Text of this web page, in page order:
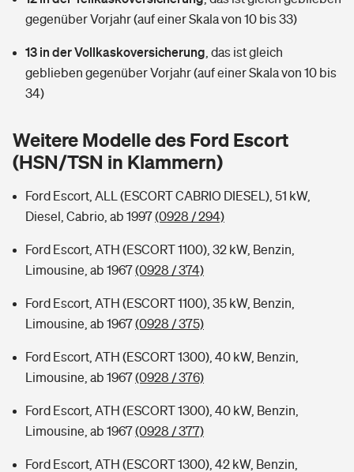
Tools
Hochwasser-Check: Wie gefährdet ist Ihr Haus?
Sie haben Fragen?
Hundehalter-Haftpflicht
Handyversicherung
Private Cyberversicherung
Zur Übersicht
Kinderunfall-Check: Mehr Sicherheit für deine Kids
Typklassen: So ist Ihr Auto eingestuft
Sie haben Fragen?
Tools
Wer versichert was: Jetzt Versicherer finden
Rentenrechner: Wie viel Geld bekomme ich im Alter?
gegenüber Vorjahr (auf einer Skala von 10 bis 33)
13 in der Vollkaskoversicherung das ist gleich
geblieben gegenüber Vorjahr (auf einer Skala von 10 bis
34)
Weitere Modelle des Ford Escort
(HSN/TSN in Klammern)
Ford Escort, ALL (ESCORT CABRIO DIESEL), 51 kW,
Diesel, Cabrio, ab 1997(0928 / 294)
Ford Escort, ATH (ESCORT 1100), 32 kW, Benzin,
Limousine, ab 1967(0928 / 374)
Ford Escort, ATH (ESCORT 1100), 35 kW, Benzin,
Limousine, ab 1967(0928 / 375)
Ford Escort, ATH (ESCORT 1300), 40 kW, Benzin,
Limousine, ab 1967(0928 / 376)
Ford Escort, ATH (ESCORT 1300), 40 kW, Benzin,
Limousine, ab 1967(0928 / 377)
Ford Escort, ATH (ESCORT 1300), 42 kW, Benzin,